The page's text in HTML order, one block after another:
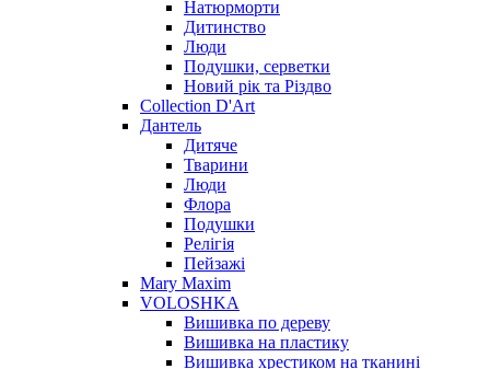
Натюрморти
Дитинство
Люди
Подушки, серветки
Новий рік та Різдво
Collection D'Art
Дантель
Дитяче
Тварини
Люди
Флора
Подушки
Релігія
Пейзажі
Mary Maxim
VOLOSHKA
Вишивка по дереву
Вишивка на пластику
Вишивка хрестиком на тканині